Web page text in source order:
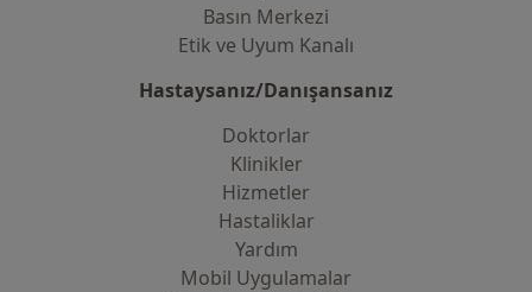
Basın Merkezi
Etik ve Uyum Kanalı
Hastaysanız/Danışansanız
Doktorlar
Klinikler
Hizmetler
Hastaliklar
Yardım
Mobil Uygulamalar